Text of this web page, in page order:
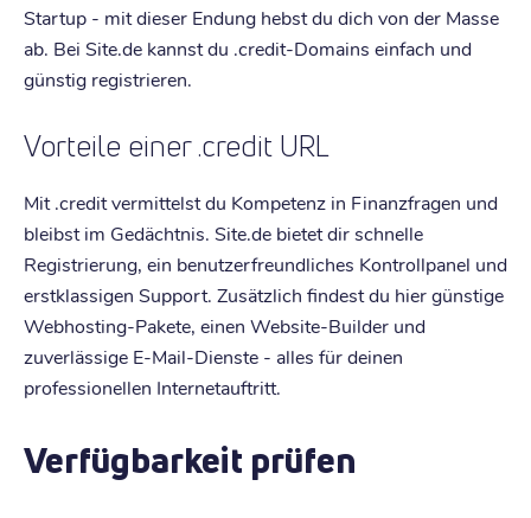
Startup - mit dieser Endung hebst du dich von der Masse
ab. Bei Site.de kannst du .credit-Domains einfach und
günstig registrieren.
Vorteile einer .credit URL
Mit .credit vermittelst du Kompetenz in Finanzfragen und
bleibst im Gedächtnis. Site.de bietet dir schnelle
Registrierung, ein benutzerfreundliches Kontrollpanel und
erstklassigen Support. Zusätzlich findest du hier günstige
Webhosting-Pakete, einen Website-Builder und
zuverlässige E-Mail-Dienste - alles für deinen
professionellen Internetauftritt.
Verfügbarkeit prüfen